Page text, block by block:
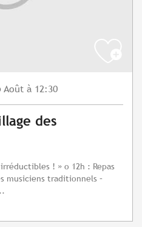
Août à 12:30
des
! » o 12h : Repas
musiciens traditionnels –